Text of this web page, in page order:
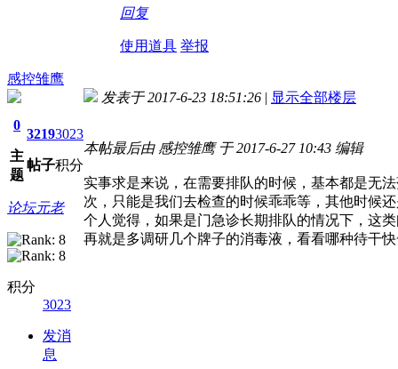
回复
使用道具 举报
感控雏鹰
0
主
题
3219
帖子
3023
积分
论坛元老
积分
3023
发消
息
发表于 2017-6-23 18:51:26 | 显示全部楼层
本帖最后由 感控雏鹰 于 2017-6-27 10:43 编辑
实事求是来说，在需要排队的时候，基本都是无
次，只能是我们去检查的时候乖乖等，其他时候
个人觉得，如果是门急诊长期排队的情况下，这
再就是多调研几个牌子的消毒液，看看哪种待干